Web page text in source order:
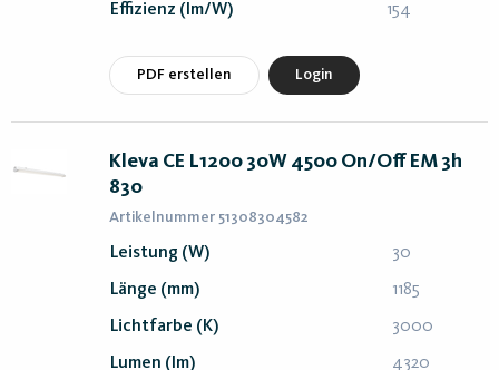
Effizienz (lm/W) 154
PDF erstellen Login
Kleva CE L1200 30W 4500 On/Off EM 3h
830
Artikelnummer 51308304582
Leistung (W) 30
Länge (mm) 1185
Lichtfarbe (K) 3000
Lumen (lm) 4320